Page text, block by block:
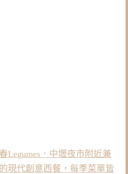
Legumes．中壢夜市附近兼
現代創意西餐，每季菜單皆